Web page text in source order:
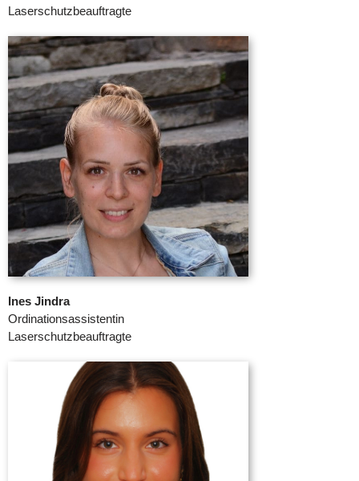
Laserschutzbeauftragte
Ines Jindra
Ordinationsassistentin
Laserschutzbeauftragte